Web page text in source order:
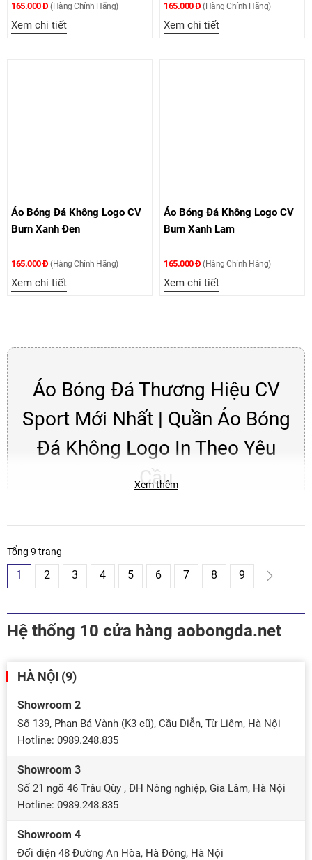
165.000 Đ (Hàng Chính Hãng)
Xem chi tiết
165.000 Đ (Hàng Chính Hãng)
Xem chi tiết
Áo Bóng Đá Không Logo CV
Burn Xanh Đen
165.000 Đ (Hàng Chính Hãng)
Xem chi tiết
Áo Bóng Đá Không Logo CV
Burn Xanh Lam
165.000 Đ (Hàng Chính Hãng)
Xem chi tiết
Áo Bóng Đá Thương Hiệu CV
Sport Mới Nhất | Quần Áo Bóng
Đá Không Logo In Theo Yêu
Cầu
FULL mẫu quần áo bóng đá CV đẹp nhất tại Aobongda.net.
Hotline/Zalo: 0989.248.835 để mua Quần áo đá banh ĐẸP - RẺ
nhất!
Đặt áo cho đội tặng ngay bóng 300K+ 2 bộ quần áo 120k +
Xem thêm
Tổng 9 trang
1 2 3 4 5 6 7 8 9
Hệ thống 10 cửa hàng aobongda.net
HÀ NỘI (9)
Showroom 2
Số 139, Phan Bá Vành (K3 cũ), Cầu Diễn, Từ Liêm, Hà Nội
Hotline: 0989.248.835
Showroom 3
Số 21 ngõ 46 Trâu Qùy , ĐH Nông nghiệp, Gia Lâm, Hà Nội
Hotline: 0989.248.835
Showroom 4
Đối diện 48 Đường An Hòa, Hà Đông, Hà Nội